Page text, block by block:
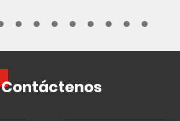
Contáctenos